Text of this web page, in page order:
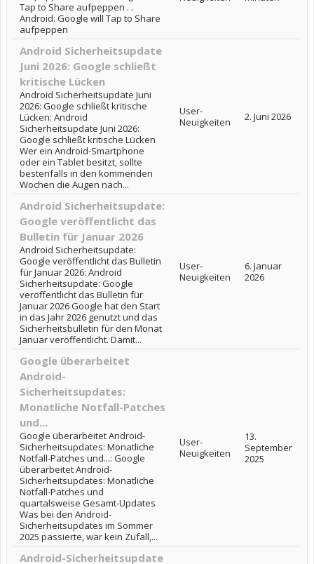
Tap to Share aufpeppen . .
Android: Google will Tap to Share
aufpeppen
Android Sicherheitsupdate
Juni 2026: Google schließt
kritische Lücken
Android Sicherheitsupdate Juni
2026: Google schließt kritische
Lücken: Android
Sicherheitsupdate Juni 2026:
Google schließt kritische Lücken
Wer ein Android-Smartphone
oder ein Tablet besitzt, sollte
bestenfalls in den kommenden
Wochen die Augen nach...
User-
Neuigkeiten
2. Juni 2026
Android Sicherheitsupdate:
Google veröffentlicht das
Bulletin für Januar 2026
Android Sicherheitsupdate:
Google veröffentlicht das Bulletin
für Januar 2026: Android
Sicherheitsupdate: Google
veröffentlicht das Bulletin für
Januar 2026 Google hat den Start
in das Jahr 2026 genutzt und das
Sicherheitsbulletin für den Monat
Januar veröffentlicht. Damit...
User-
Neuigkeiten
6. Januar
2026
Google überarbeitet
Android-
Sicherheitsupdates:
Monatliche Notfall-Patches
und...
Google überarbeitet Android-
Sicherheitsupdates: Monatliche
Notfall-Patches und...: Google
überarbeitet Android-
Sicherheitsupdates: Monatliche
Notfall-Patches und
quartalsweise Gesamt-Updates
Was bei den Android-
Sicherheitsupdates im Sommer
2025 passierte, war kein Zufall,...
User-
Neuigkeiten
13.
September
2025
Android-Sicherheitsupdate